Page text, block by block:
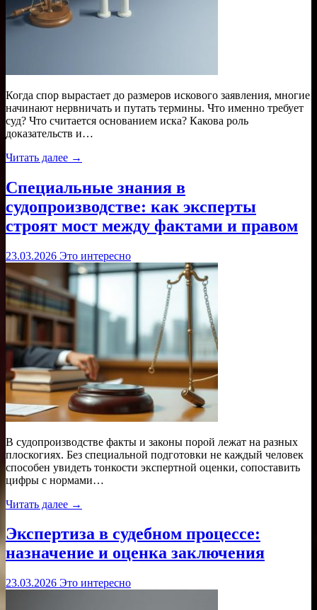
Когда спор вырастает до размеров искового заявления, многие
начинают нервничать и путать термины. Что именно требует
суд? Что считается основанием иска? Какова роль
доказательств и…
Читать далее →
Специальные знания в
судопроизводстве: как эксперты
строят мост между фактами и правом
23.03.2026 Это интересно
В судопроизводстве факты и законы порой лежат на разных
плоскогиях. Без специальной подготовки не каждый человек
способен увидеть тонкости экспертной оценки, сопоставить
цифры с нормами…
Читать далее →
Экспертиза в судебном процессе:
назначение и оценка заключения
23.03.2026 Это интересно